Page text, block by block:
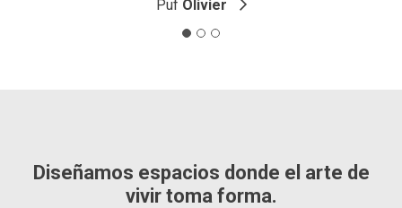
Puf Olivier
Diseñamos espacios donde el arte de
vivir toma forma.